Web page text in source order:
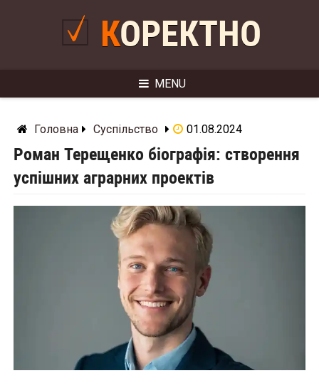
КОРЕКТНО
MENU
Головна Суспільство 01.08.2024
Роман Терещенко біографія: створення
успішних аграрних проектів